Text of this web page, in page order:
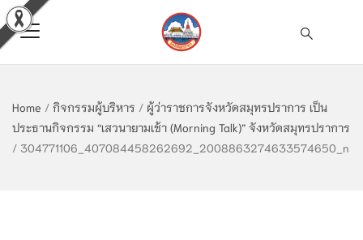
Home / กิจกรรมผู้บริหาร / ผู้ว่าราชการจังหวัดสมุทรปราการ เป็น
ประธานกิจกรรม “เสวนายามเช้า (Morning Talk)” จังหวัดสมุทรปราการ
/ 304771106_407084458262692_2008863274633574650_n